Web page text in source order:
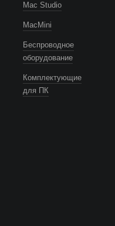
Mac Studio
MacMini
Беспроводное
оборудование
Комплектующие
для ПК